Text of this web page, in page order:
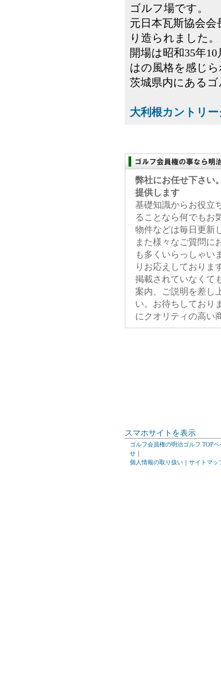
ゴルフ場です。
元日本瓦斯協会
り造られました。
開場は昭和35年
はの風格を感じ
茨城県内にある
大利根カントリ
弊社にお任せ下さい
提供します
基礎知識からお役立
ることなら何でもお
物件などは毎日更新
また様々なご質問に
も多くいらっしゃい
りお応えしておりま
掲載されていなくて
案内、ご説明を差し
い。お待ちしており
にクオリティの高い
スマホサイトを表示
ゴルフ会員権の明治ゴルフ TOPペ
せ
個人情報の取り扱い
サイトマッ